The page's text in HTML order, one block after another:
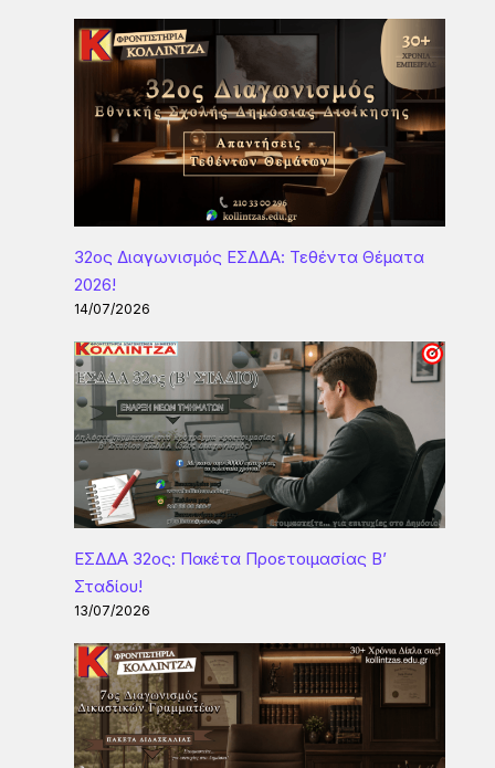
32ος Διαγωνισμός ΕΣΔΔΑ: Τεθέντα Θέματα
2026!
14/07/2026
ΕΣΔΔΑ 32ος: Πακέτα Προετοιμασίας Β’
Σταδίου!
13/07/2026